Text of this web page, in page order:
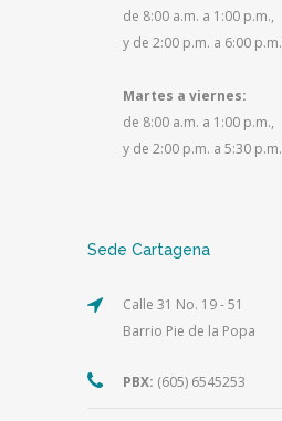
de 8:00 a.m. a 1:00 p.m.,
y de 2:00 p.m. a 6:00 p.m.
Martes a viernes:
de 8:00 a.m. a 1:00 p.m.,
y de 2:00 p.m. a 5:30 p.m.
Sede Cartagena
Calle 31 No. 19 - 51
Barrio Pie de la Popa
PBX: (605) 6545253